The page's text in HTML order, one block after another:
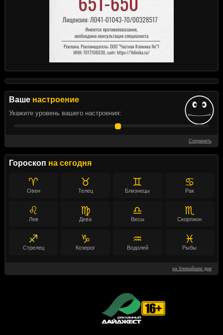
Ваше настроение
Укажите уровень вашего настроения:
Сохранить
Гороскоп на сегодня
♈
Овен
♉
Телец
♊
Близнецы
♋
Рак
♌
Лев
♍
Дева
♎
Весы
♏
Скорпион
♐
Стрелец
♑
Козерог
♒
Водолей
♓
Рыбы
на ближайшие дни